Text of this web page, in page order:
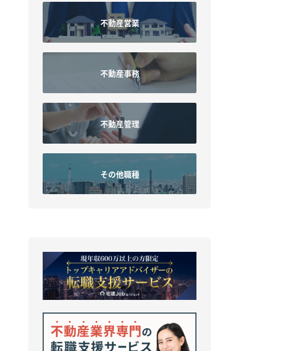
不動産営業
不動産事務
不動産管理
その他職種